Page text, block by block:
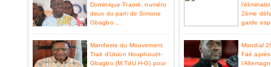
Dominique Traoré, numéro
deux du parti de Simone
Gbagbo ...
Manifeste du Mouvement
Trait d'Union Houphouët-
Gbagbo (M.TdU H-G) pour
2ème
garde
Mondial
Faé